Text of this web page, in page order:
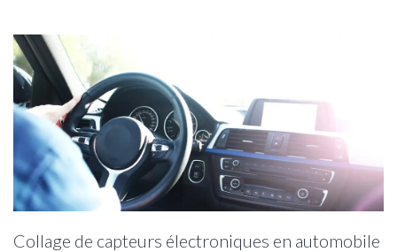
Collage de capteurs électroniques en automobile